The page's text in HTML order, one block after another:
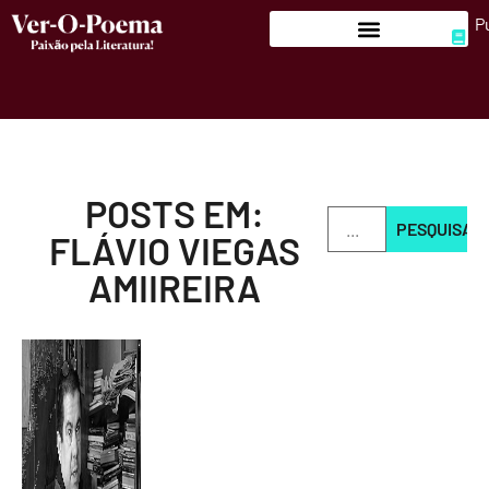
POSTS EM:
FLÁVIO VIEGAS
AMIIREIRA
PESQUISAR